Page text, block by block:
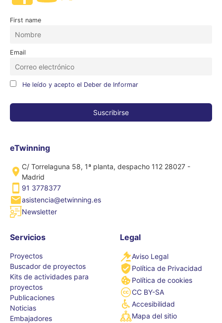
First name
Email
He leído y acepto el Deber de Informar
eTwinning
C/ Torrelaguna 58, 1ª planta, despacho 112 28027 -
Madrid
91 3778377
asistencia@etwinning.es
Newsletter
Servicios
Proyectos
Buscador de proyectos
Kits de actividades para
proyectos
Publicaciones
Noticias
Embajadores
Legal
Aviso Legal
Política de Privacidad
Política de cookies
CC BY-SA
Accesibilidad
Mapa del sitio